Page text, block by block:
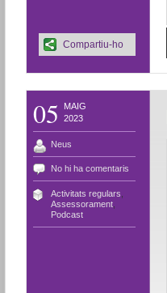
Compartiu-ho
05
MAIG
2023
Neus
No hi ha comentaris
Activitats regulars
Assessorament,
Podcast